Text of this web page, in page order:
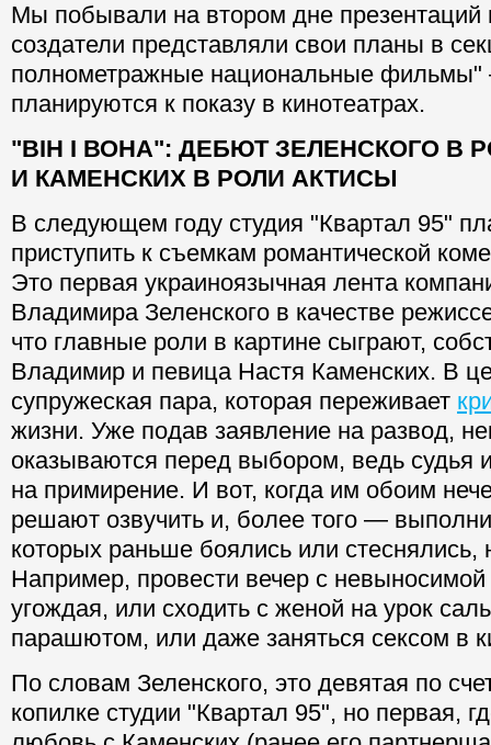
Мы побывали на втором дне презентаций
создатели представляли свои планы в
полнометражные национальные фильмы"
планируются к показу в кинотеатрах.
"ВІН І ВОНА": ДЕБЮТ ЗЕЛЕНСКОГО В
И КАМЕНСКИХ В РОЛИ АКТИСЫ
В следующем году студия "Квартал 95"
приступить к съемкам романтической
Это первая украиноязычная лента
Владимира Зеленского в качестве
что главные роли в картине сыграют,
Владимир и певица Настя Каменских. В
супружеская пара, которая переживает
жизни. Уже подав заявление на развод,
оказываются перед выбором, ведь судья
на примирение. И вот, когда им обоим
решают озвучить и, более того —
которых раньше боялись или стеснялись,
Например, провести вечер с
угождая, или сходить с женой на урок
парашютом, или даже заняться сексом в
По словам Зеленского, это девятая по
копилке студии "Квартал 95", но первая,